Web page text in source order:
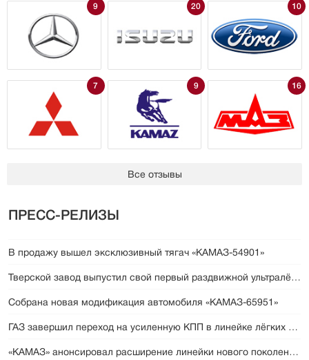
9 20 10
7 9 16
Все отзывы
ПРЕСС-РЕЛИЗЫ
В продажу вышел эксклюзивный тягач «КАМАЗ-54901»
Тверской завод выпустил свой первый раздвижной ультралёгкий трал
Собрана новая модификация автомобиля «КАМАЗ-65951»
ГАЗ завершил переход на усиленную КПП в линейке лёгких коммерческих авто
«КАМАЗ» анонсировал расширение линейки нового поколения А5